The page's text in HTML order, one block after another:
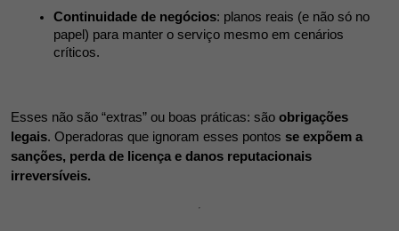
Continuidade de negócios: planos reais (e não só no
papel) para manter o serviço mesmo em cenários
críticos.
Esses não são “extras” ou boas práticas: são obrigações
legais. Operadoras que ignoram esses pontos se expõem a
sanções, perda de licença e danos reputacionais
irreversíveis.